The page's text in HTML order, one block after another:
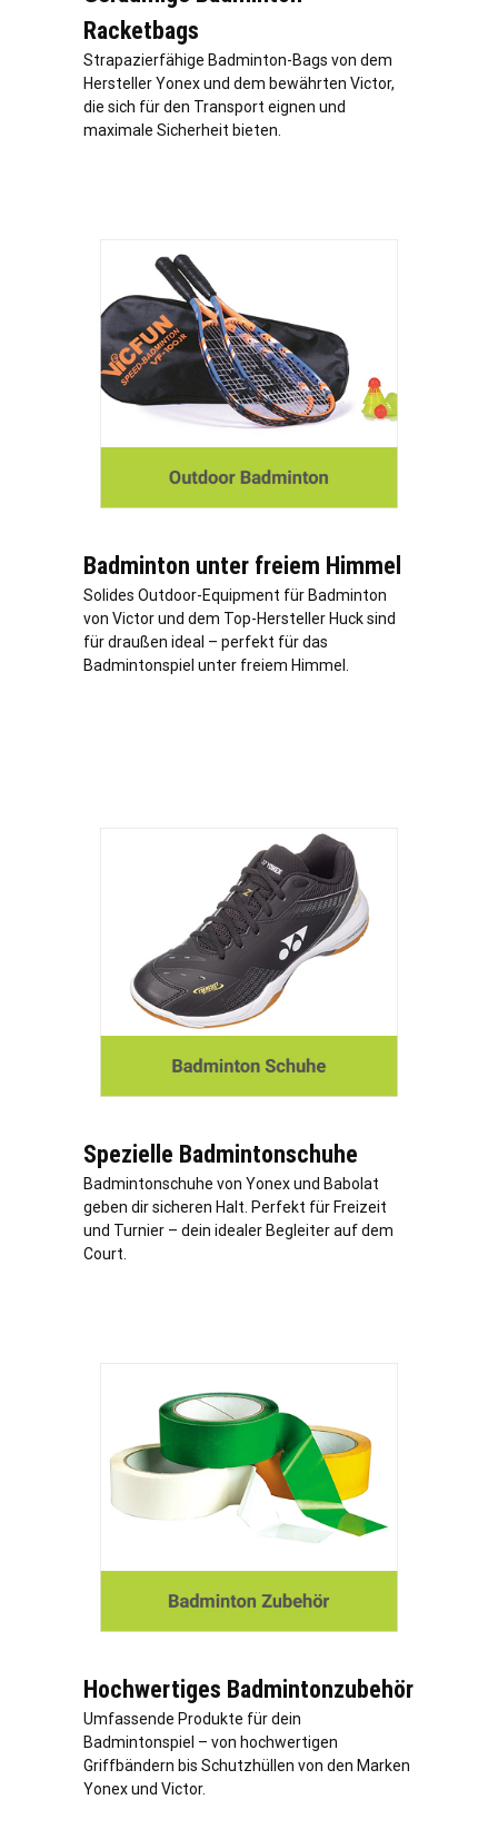
Racketbags
Strapazierfähige Badminton-Bags von dem
Hersteller Yonex und dem bewährten Victor,
die sich für den Transport eignen und
maximale Sicherheit bieten.
Badminton unter freiem Himmel
Solides Outdoor-Equipment für Badminton
von Victor und dem Top-Hersteller Huck sind
für draußen ideal – perfekt für das
Badmintonspiel unter freiem Himmel.
Spezielle Badmintonschuhe
Badmintonschuhe von Yonex und Babolat
geben dir sicheren Halt. Perfekt für Freizeit
und Turnier – dein idealer Begleiter auf dem
Court.
Hochwertiges Badmintonzubehör
Umfassende Produkte für dein
Badmintonspiel – von hochwertigen
Griffbändern bis Schutzhüllen von den Marken
Yonex und Victor.